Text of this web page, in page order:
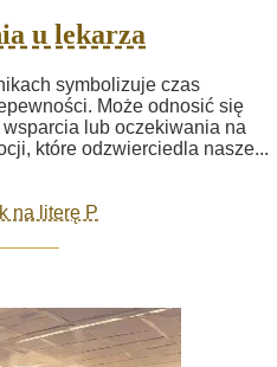
u lekarza
symbolizuje czas
Może odnosić się
lub oczekiwania na
które odzwierciedla nasze...
na literę P